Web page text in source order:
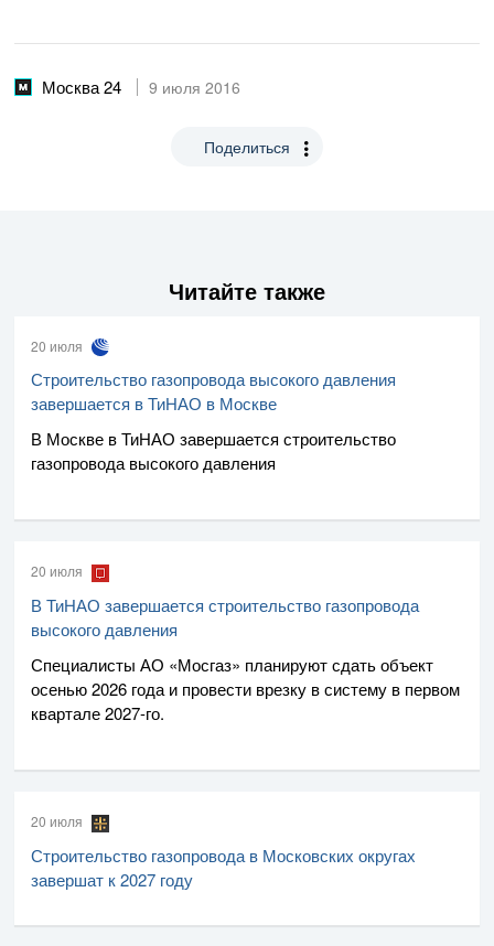
Москва 24 9 июля 2016
Поделиться
Читайте также
20 июля
Строительство газопровода высокого давления
завершается в ТиНАО в Москве
В Москве в ТиНАО завершается строительство
газопровода высокого давления
20 июля
В ТиНАО завершается строительство газопровода
высокого давления
Специалисты АО «Мосгаз» планируют сдать объект
осенью 2026 года и провести врезку в систему в первом
квартале2027-го.
20 июля
Строительство газопровода в Московских округах
завершат к 2027 году